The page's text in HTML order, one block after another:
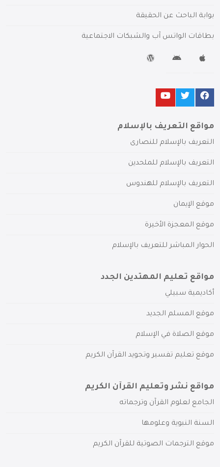
بوابة الباحث عن الحقيقة
بطاقات الواتس آب والشبكات الاجتماعية
مواقع التعريف بالإسلام
التعريف بالإسلام للنصارى
التعريف بالإسلام للملحدين
التعريف بالإسلام للهندوس
موقع الإيمان
موقع المعجزة الأخيرة
الحوار المباشر للتعريف بالإسلام
مواقع تعليم المهتدين الجدد
أكاديمية سبيلي
موقع المسلم الجديد
موقع الصلاة في الإسلام
موقع تعليم تفسير وتجويد القرآن الكريم
مواقع نشر وتعليم القرآن الكريم
الجامع لعلوم القرآن وترجماته
السنة النبوية وعلومها
موقع الترجمات الصوتية للقرآن الكريم